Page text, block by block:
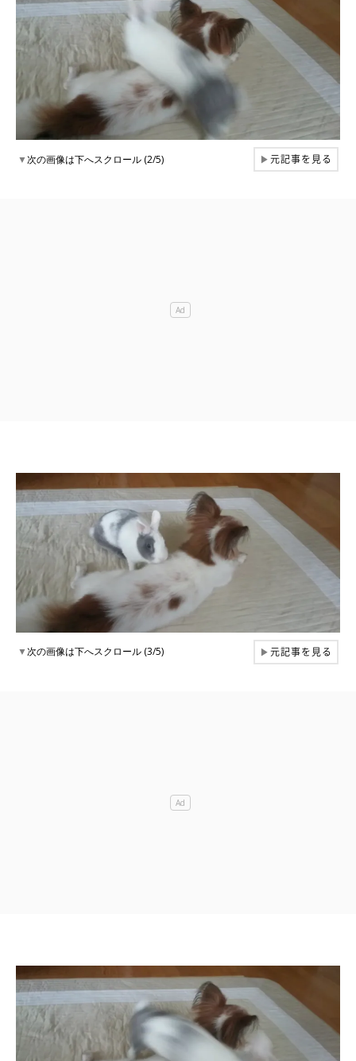
▼次の画像は下へスクロール (2/5) ▶元記事を見る
▼次の画像は下へスクロール (3/5) ▶元記事を見る